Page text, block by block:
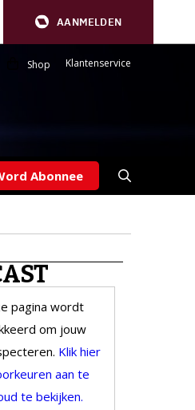
AANMELDEN
Shop Klantenservice
Abonnee
pagina wordt
om jouw
Klik hier
aan te
te bekijken.